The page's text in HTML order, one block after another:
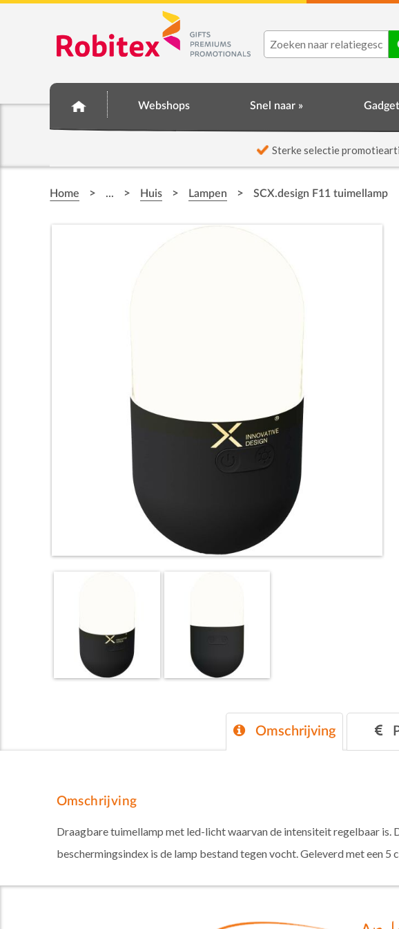
Webshops Snel naar »
Sterke selectie
Home > ... > Huis > Lampen > SCX.design F11 tuimellamp
Omschrijving
Omschrijving
Draagbare tuimellamp met led-licht waarvan de intensiteit regelbaar is.
beschermingsindex is de lamp bestand tegen vocht. Geleverd met een